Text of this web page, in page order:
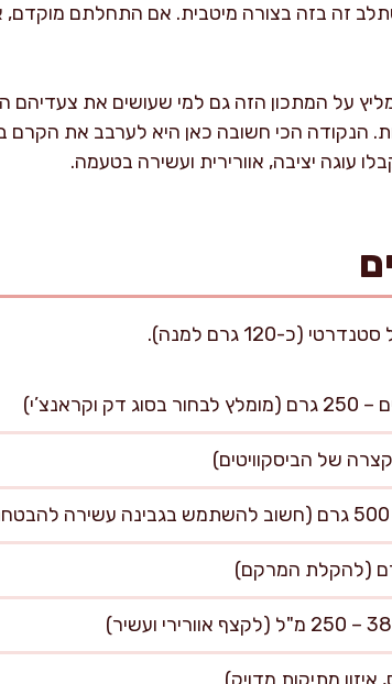
זה בזה בצורה מיטבית. אם התחלתם
על המתכון הזה גם למי שעושים את צעדיהם
הנקודה הכי חשובה כאן היא לערבב את
עוגה יציבה, אוורירית ועשירה בטעמה.